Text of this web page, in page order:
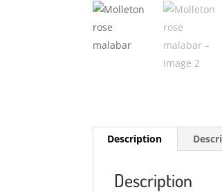
Description
Description